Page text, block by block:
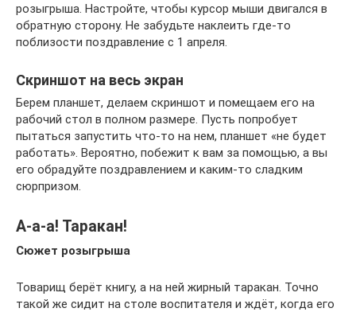
розыгрыша. Настройте, чтобы курсор мыши двигался в
обратную сторону. Не забудьте наклеить где-то
поблизости поздравление с 1 апреля.
Скриншот на весь экран
Берем планшет, делаем скриншот и помещаем его на
рабочий стол в полном размере. Пусть попробует
пытаться запустить что-то на нем, планшет «не будет
работать». Вероятно, побежит к вам за помощью, а вы
его обрадуйте поздравлением и каким-то сладким
сюрпризом.
А-а-а! Таракан!
Сюжет розыгрыша
Товарищ берёт книгу, а на ней жирный таракан. Точно
такой же сидит на столе воспитателя и ждёт, когда его